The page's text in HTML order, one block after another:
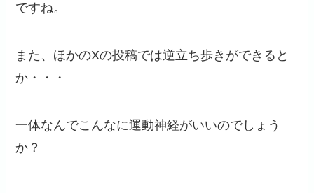
ですね。
また、ほかのXの投稿では逆立ち歩きができると
か・・・
一体なんでこんなに運動神経がいいのでしょう
か？